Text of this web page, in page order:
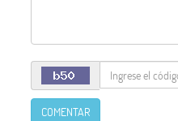
COMENTAR